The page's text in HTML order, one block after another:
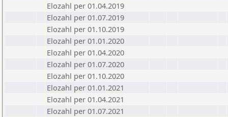
Elozahl per 01.04.2019
Elozahl per 01.07.2019
Elozahl per 01.10.2019
Elozahl per 01.01.2020
Elozahl per 01.04.2020
Elozahl per 01.07.2020
Elozahl per 01.10.2020
Elozahl per 01.01.2021
Elozahl per 01.04.2021
Elozahl per 01.07.2021